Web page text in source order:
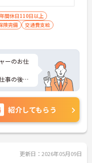
年間休日110日以上
険完備
交通費支給
ーのお仕
事の後の
の方も安
、さらに
談くださ
紹介してもらう
更新日：2026年05月09日